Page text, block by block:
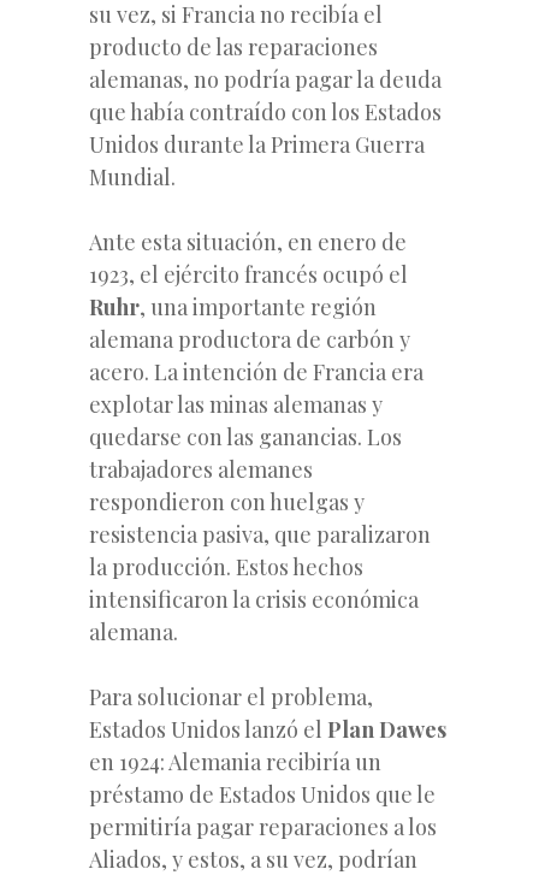
su vez, si Francia no recibía el
producto de las reparaciones
alemanas, no podría pagar la deuda
que había contraído con los Estados
Unidos durante la Primera Guerra
Mundial.
Ante esta situación, en enero de
1923, el ejército francés ocupó el
Ruhr, una importante región
alemana productora de carbón y
acero. La intención de Francia era
explotar las minas alemanas y
quedarse con las ganancias. Los
trabajadores alemanes
respondieron con huelgas y
resistencia pasiva, que paralizaron
la producción. Estos hechos
intensificaron la crisis económica
alemana.
Para solucionar el problema,
Estados Unidos lanzó el Plan Dawes
en 1924: Alemania recibiría un
préstamo de Estados Unidos que le
permitiría pagar reparaciones a los
Aliados, y estos, a su vez, podrían